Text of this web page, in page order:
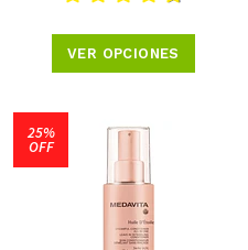
VER OPCIONES
25%
OFF